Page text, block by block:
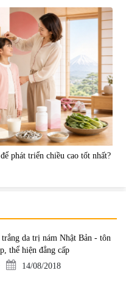
phát triển chiều cao tốt nhất?
da trị nám Nhật Bản - tôn
thể hiện đẳng cấp
14/08/2018